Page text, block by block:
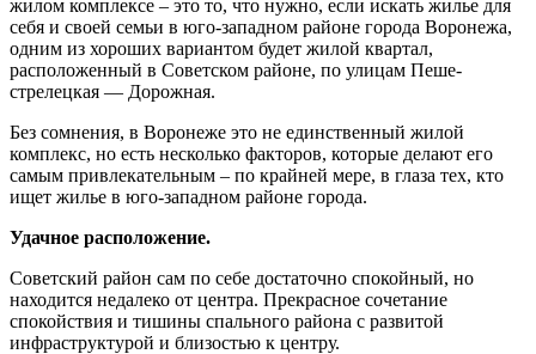
жилом комплексе – это то, что нужно, если искать жилье для
себя и своей семьи в юго-западном районе города Воронежа,
одним из хороших вариантом будет жилой квартал,
расположенный в Советском районе, по улицам Пеше-
стрелецкая — Дорожная.
Без сомнения, в Воронеже это не единственный жилой
комплекс, но есть несколько факторов, которые делают его
самым привлекательным – по крайней мере, в глаза тех, кто
ищет жилье в юго-западном районе города.
Удачное расположение.
Советский район сам по себе достаточно спокойный, но
находится недалеко от центра. Прекрасное сочетание
спокойствия и тишины спального района с развитой
инфраструктурой и близостью к центру.